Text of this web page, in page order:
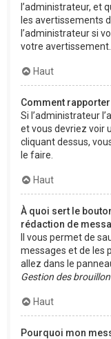
l’administrateur, et
les avertissements
l’administrateur si
votre avertissement.
Haut
Comment
Si l’administrateur
et vous devriez voir
cliquant dessus,
le faire.
Haut
À quoi sert le
rédaction de
Il vous permet de
messages et de les
allez dans le
Gestion des
Haut
Pourquoi mon